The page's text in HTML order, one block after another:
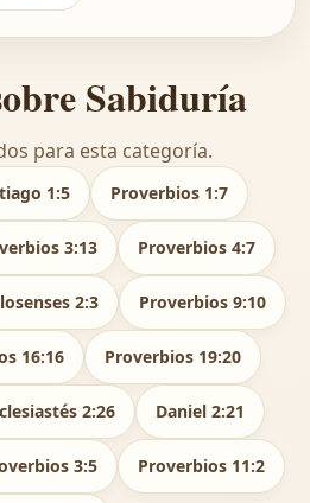
Sabiduría
para esta categoría.
1:5 Proverbios 1:7
3:13 Proverbios 4:7
2:3 Proverbios 9:10
16:16 Proverbios 19:20
2:26 Daniel 2:21
3:5 Proverbios 11:2